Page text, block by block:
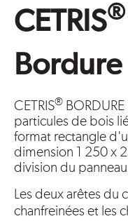
CETRIS®
CETRIS®
particules de bois
format rectangle
dimension 1 250 x
division du panneau
Les deux arêtes du
chanfreinées et les